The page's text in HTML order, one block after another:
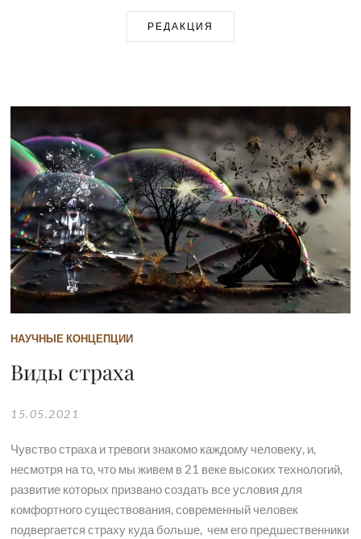
РЕДАКЦИЯ
НАУЧНЫЕ КОНЦЕПЦИИ
Виды страха
15.05.2021
Чувство страха и тревоги знакомо каждому человеку, и,
несмотря на то, что мы живем в 21 веке высоких технологий,
развитие которых призвано создать все условия для
комфортного существования, современный человек
подвергается страху куда больше, чем его предшественники